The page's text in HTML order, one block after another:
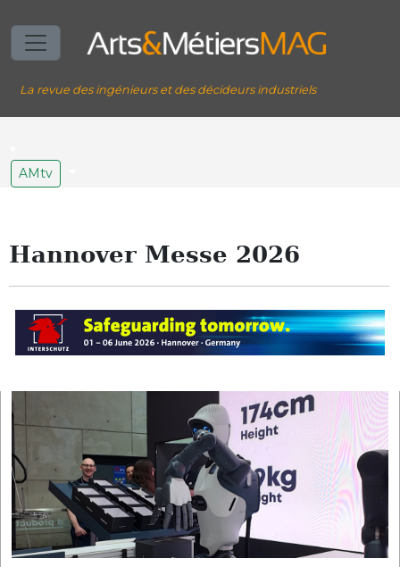
La revue des ingénieurs et des décideurs industriels
AMtv
Hannover Messe 2026